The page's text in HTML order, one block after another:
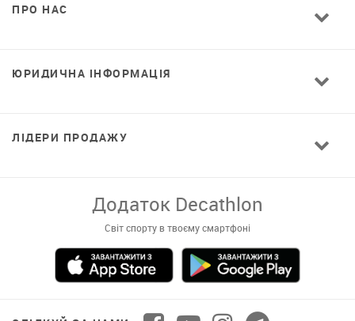
ПРО НАС
ЮРИДИЧНА ІНФОРМАЦІЯ
ЛІДЕРИ ПРОДАЖУ
Додаток Decathlon
Світ спорту в твоєму смартфоні